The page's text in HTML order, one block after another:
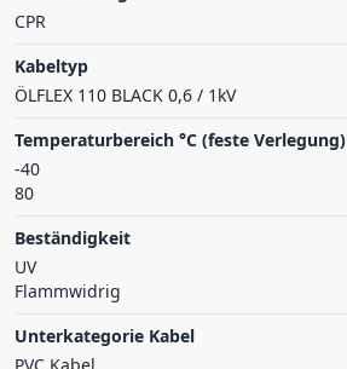
CPR
Kabeltyp
ÖLFLEX 110 BLACK 0,6 / 1kV
Temperaturbereich °C (feste Verlegung)
-40
80
Beständigkeit
UV
Flammwidrig
Unterkategorie Kabel